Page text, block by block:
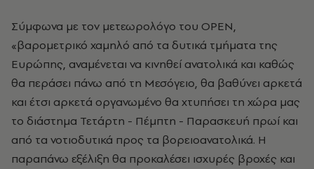
Σύμφωνα με τον μετεωρολόγο του OPEN,
«βαρομετρικό χαμηλό από τα δυτικά τμήματα της
Ευρώπης, αναμένεται να κινηθεί ανατολικά και καθώς
θα περάσει πάνω από τη Μεσόγειο, θα βαθύνει αρκετά
και έτσι αρκετά οργανωμένο θα χτυπήσει τη χώρα μας
το διάστημα Τετάρτη - Πέμπτη - Παρασκευή πρωί και
από τα νοτιοδυτικά προς τα βορειοανατολικά. Η
παραπάνω εξέλιξη θα προκαλέσει ισχυρές βροχές και